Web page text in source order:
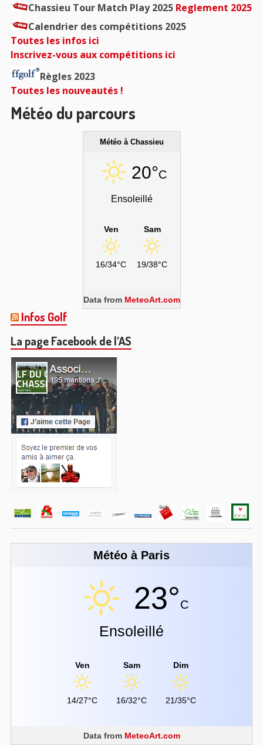
Chassieu Tour Match Play 2025 Reglement 2025
Calendrier des compétitions 2025
Toutes les infos ici
Inscrivez-vous aux compétitions ici
Règles 2023
Toutes les nouveautés !
Météo du parcours
Météo à Chassieu
20°C
Ensoleillé
Ven
16/34°C
Sam
19/38°C
Data from MeteoArt.com
Infos Golf
La page Facebook de l’AS
Météo à Paris
23°C
Ensoleillé
Ven
14/27°C
Sam
16/32°C
Dim
21/35°C
Data from MeteoArt.com